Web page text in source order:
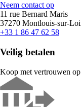
Neem contact op
11 rue Bernard Maris
37270 Montlouis-sur-
+33 1 86 47 62 58
Veilig betalen
Koop met vertrouwen